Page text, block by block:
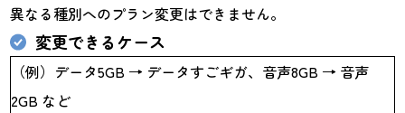
異なる種別へのプラン変更はできません。
変更できるケース
（例）データ5GB → データすごギガ、音声8GB → 音声
2GB など